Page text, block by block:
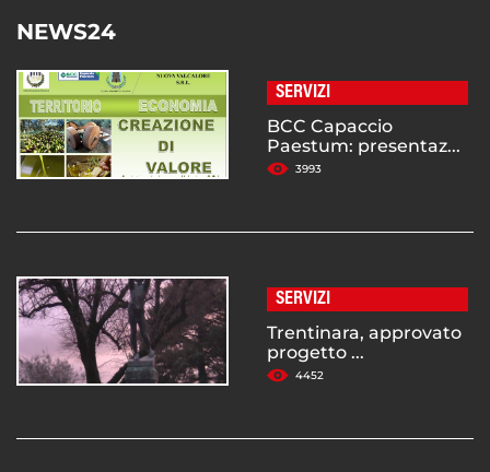
NEWS24
SERVIZI
BCC Capaccio
Paestum: presentaz...
3993
SERVIZI
Trentinara, approvato
progetto ...
4452